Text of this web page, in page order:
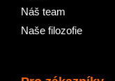
Náš team
Naše filozofie